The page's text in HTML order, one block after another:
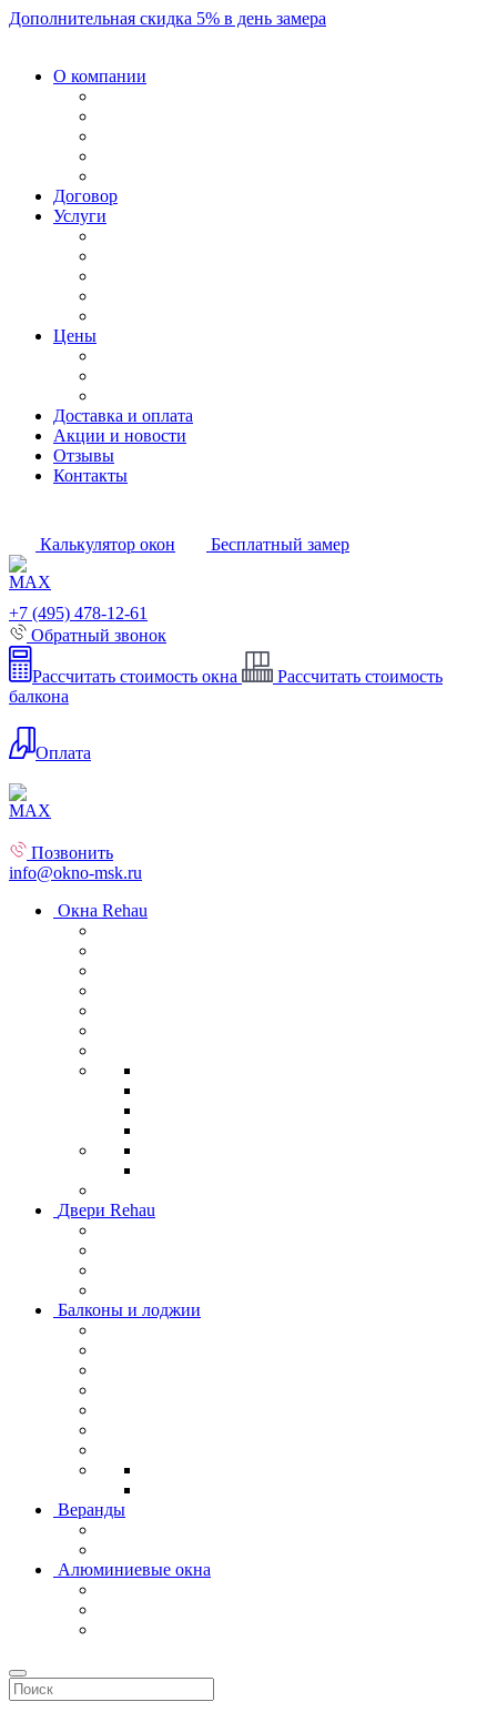
Дополнительная скидка 5% в день замера
О компании
Договор
Услуги
Цены
Доставка и оплата
Акции и новости
Отзывы
Контакты
Калькулятор окон Бесплатный замер
+7 (495) 478-12-61
Обратный звонок
Рассчитать стоимость окна
Рассчитать стоимость
балкона
Оплата
Позвонить
info@okno-msk.ru
Окна Rehau
Двери Rehau
Балконы и лоджии
Веранды
Алюминиевые окна